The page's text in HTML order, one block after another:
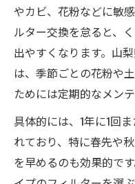
やカビ、花粉などに敏
ルター交換を怠ると、
出やすくなります。山
は、季節ごとの花粉や
ためには定期的なメン
具体的には、1年に1回
れており、特に春先や
を早めるのも効果的で